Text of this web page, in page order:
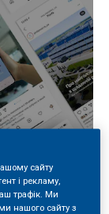
сайту
і рекламу,
трафік. Ми
нашого сайту з